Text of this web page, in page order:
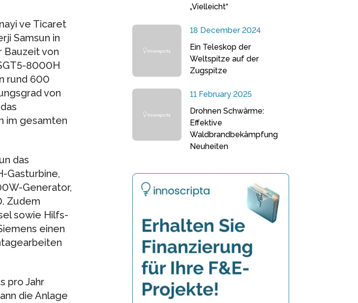
ve Ticaret
Samsun in
Bauzeit von
8000H
rund 600
von
im gesamten
das
Gasturbine,
Generator,
Zudem
sowie Hilfs-
einen
pro Jahr
die Anlage
„Vielleicht“
18 December 2024
Ein Teleskop der
Weltspitze auf der
Zugspitze
11 February 2025
Drohnen Schwärme:
Effektive
Waldbrandbekämpfung
Neuheiten